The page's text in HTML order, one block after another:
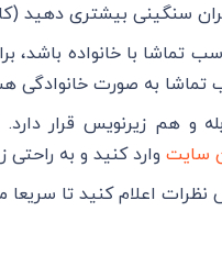
سنگینی بیشتری دهید
تماشا با خانواده باشد،
تماشا به صورت خانوادگی
و هم زیرنویس قرار
وارد کنید و به راحتی
نظرات اعلام کنید تا